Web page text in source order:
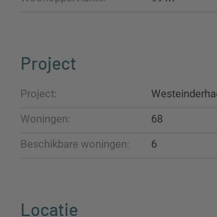
Project
Project:
Woningen: 68
Beschikbare woningen: 6
Locatie